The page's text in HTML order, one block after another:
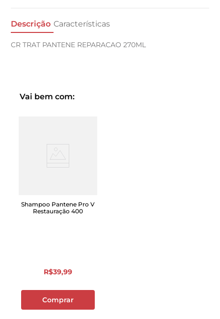
Descrição Características
CR TRAT PANTENE REPARACAO 270ML
Vai bem com:
Shampoo Pantene Pro V
Restauração 400
R$39,99
Comprar